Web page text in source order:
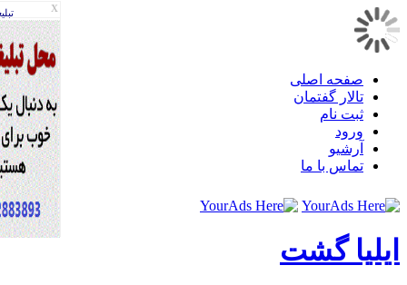
تبليغات
صفحه اصلی
تالار گفتمان
ثبت نام
ورود
آرشیو
تماس با ما
گشت